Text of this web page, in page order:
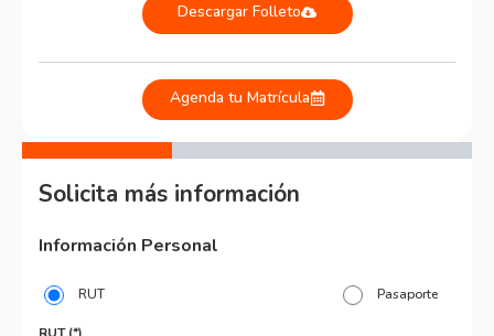
Descargar Folleto
Agenda tu Matrícula